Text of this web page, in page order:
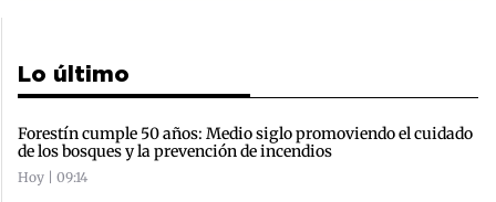
Lo último
Forestín cumple 50 años: Medio siglo promoviendo el cuidado
de los bosques y la prevención de incendios
Hoy | 09:14